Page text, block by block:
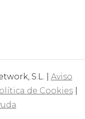
S.L. | Aviso
de Cookies|